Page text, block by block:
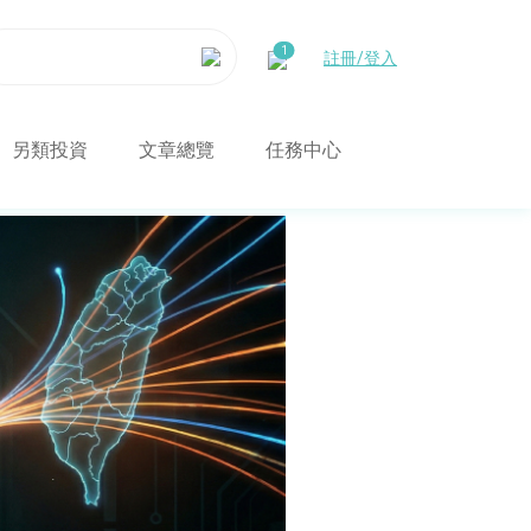
註冊/登入
另類投資 文章總覽 任務中心